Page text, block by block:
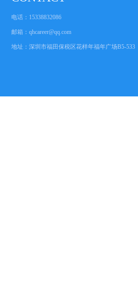
电话：15338832086
邮箱： qhcareer@qq.com
地址：深圳市福田保税区花样年福年广场B5-533